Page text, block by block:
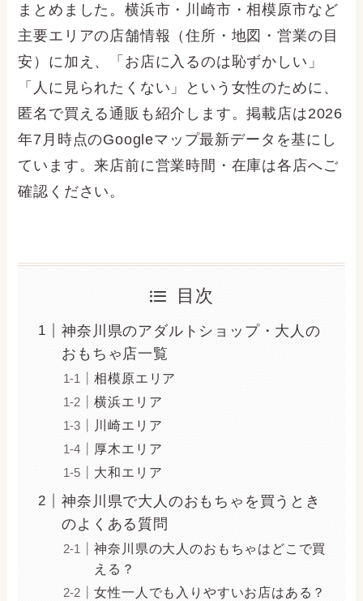
まとめました。横浜市・川崎市・相模原市など
主要エリアの店舗情報（住所・地図・営業の目
安）に加え、「お店に入るのは恥ずかしい」
「人に見られたくない」という女性のために、
匿名で買える通販も紹介します。掲載店は2026
年7月時点のGoogleマップ最新データを基にし
ています。来店前に営業時間・在庫は各店へご
確認ください。
目次
神奈川県のアダルトショップ・大人の
おもちゃ店一覧
相模原エリア
横浜エリア
川崎エリア
厚木エリア
大和エリア
神奈川県で大人のおもちゃを買うとき
のよくある質問
神奈川県の大人のおもちゃはどこで買
える？
女性一人でも入りやすいお店はある？